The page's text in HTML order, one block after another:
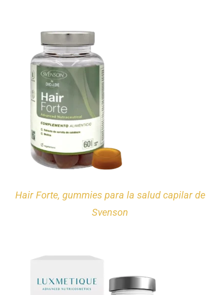
Hair Forte, gummies para la salud capilar de
Svenson